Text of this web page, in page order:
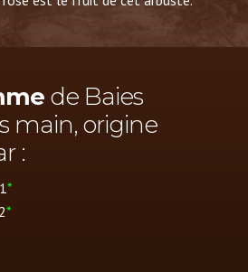
de Baies
main, origine
:
*
*